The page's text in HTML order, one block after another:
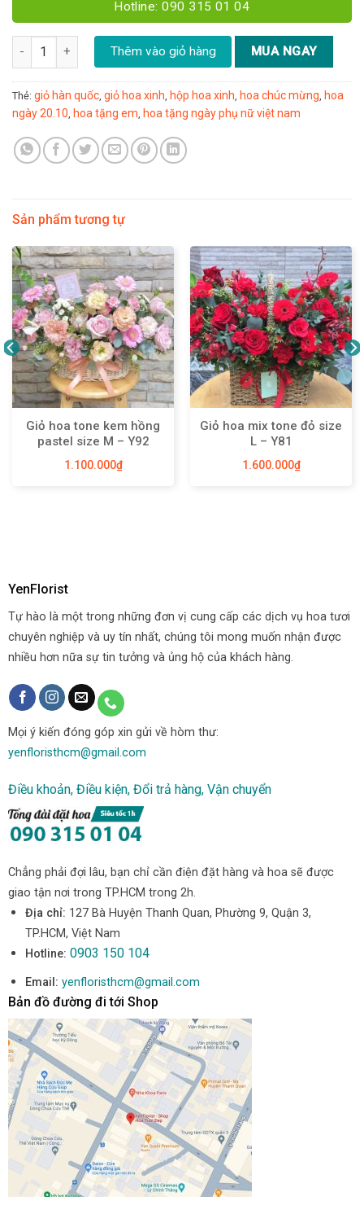
Hotline: 090 315 01 04
Giỏ hoa mix hoa hồng free spirit - YN34 số lượng
Thêm vào giỏ hàng MUA NGAY
Thẻ: giỏ hàn quốc giỏ hoa xinh hộp hoa xinh hoa chúc mừng hoa
ngày 20.10 hoa tặng em hoa tặng ngày phụ nữ việt nam
Sản phẩm tương tự
Giỏ hoa tone kem hồng
pastel size M – Y92
1.100.000₫
Giỏ hoa mix tone đỏ size
L – Y81
1.600.000₫
YenFlorist
Tự hào là một trong những đơn vị cung cấp các dịch vụ hoa tươi
chuyên nghiệp và uy tín nhất, chúng tôi mong muốn nhận được
nhiều hơn nữa sự tin tưởng và ủng hộ của khách hàng.
Mọi ý kiến đóng góp xin gửi về hòm thư:
yenfloristhcm@gmail.com
Điều khoản, Điều kiện, Đổi trả hàng, Vận chuyển
Chẳng phải đợi lâu, bạn chỉ cần điện đặt hàng và hoa sẽ được
giao tận nơi trong TP.HCM trong 2h.
Địa chỉ: 127 Bà Huyện Thanh Quan, Phường 9, Quận 3,
TP.HCM, Việt Nam
Hotline: 0903 150 104
Email: yenfloristhcm@gmail.com
Bản đồ đường đi tới Shop